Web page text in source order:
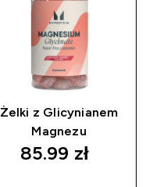
Żelki z Glicynianem
Magnezu
85.99 zł‎